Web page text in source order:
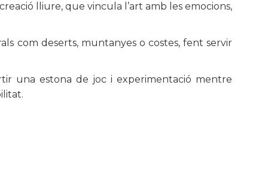
lliure, que vincula l’art amb les emocions,
com deserts, muntanyes o costes, fent servir
una estona de joc i experimentació mentre